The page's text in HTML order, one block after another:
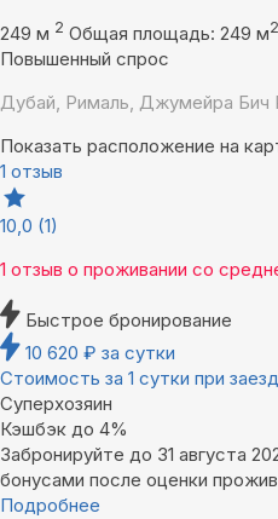
249 м 2 Общая площадь: 249 м2
Повышенный спрос
Дубай, Рималь, Джумейра Бич
Показать расположение на
1 отзыв
10,0 (1)
1 отзыв о проживании со
Быстрое бронирование
10 620 ₽ за сутки
Стоимость за 1 сутки при
Суперхозяин
Кэшбэк до 4%
Забронируйте до 31 августа
бонусами после оценки
Подробнее